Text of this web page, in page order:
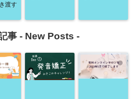
渡す
事 - New Posts -